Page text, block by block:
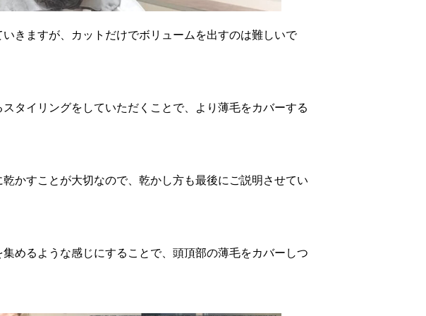
きますが、カットだけでボリュームを出すのは難しいで
タイリングをしていただくことで、より薄毛をカバーする
かすことが大切なので、乾かし方も最後にご説明させてい
めるような感じにすることで、頭頂部の薄毛をカバーしつ